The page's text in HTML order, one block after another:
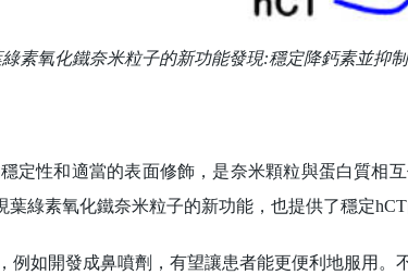
素氧化鐵奈米粒子的新功能發現:穩定降鈣素並抑
性和適當的表面修飾，是奈米顆粒與蛋白質相
綠素氧化鐵奈米粒子的新功能，也提供了穩定
開發成鼻噴劑，有望讓患者能更便利地服用。